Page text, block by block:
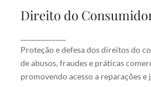
Direito do
Proteção e defesa dos direitos do
de abusos, fraudes e práticas
promovendo acesso a reparações e
Direito do
situações de abusos, fraudes e
injustas, promovendo acesso a